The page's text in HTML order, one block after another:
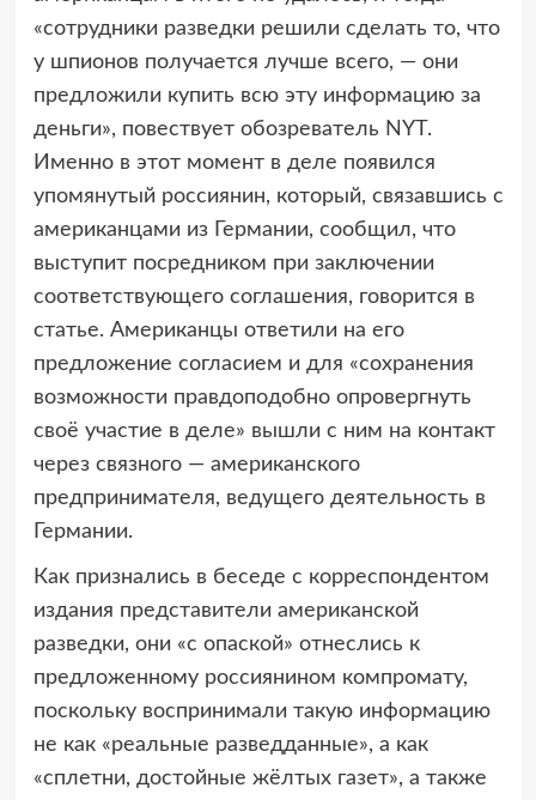
«сотрудники разведки решили сделать то, что
у шпионов получается лучше всего, — они
предложили купить всю эту информацию за
деньги», повествует обозреватель NYT.
Именно в этот момент в деле появился
упомянутый россиянин, который, связавшись с
американцами из Германии, сообщил, что
выступит посредником при заключении
соответствующего соглашения, говорится в
статье. Американцы ответили на его
предложение согласием и для «сохранения
возможности правдоподобно опровергнуть
своё участие в деле» вышли с ним на контакт
через связного — американского
предпринимателя, ведущего деятельность в
Германии.
Как признались в беседе с корреспондентом
издания представители американской
разведки, они «с опаской» отнеслись к
предложенному россиянином компромату,
поскольку воспринимали такую информацию
не как «реальные разведданные», а как
«сплетни, достойные жёлтых газет», а также